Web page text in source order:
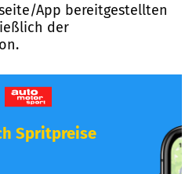
App bereitgestellten
der
Spritpreise